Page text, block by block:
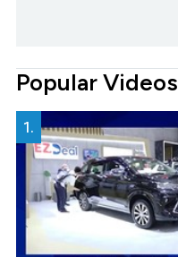
Popular Videos
1.